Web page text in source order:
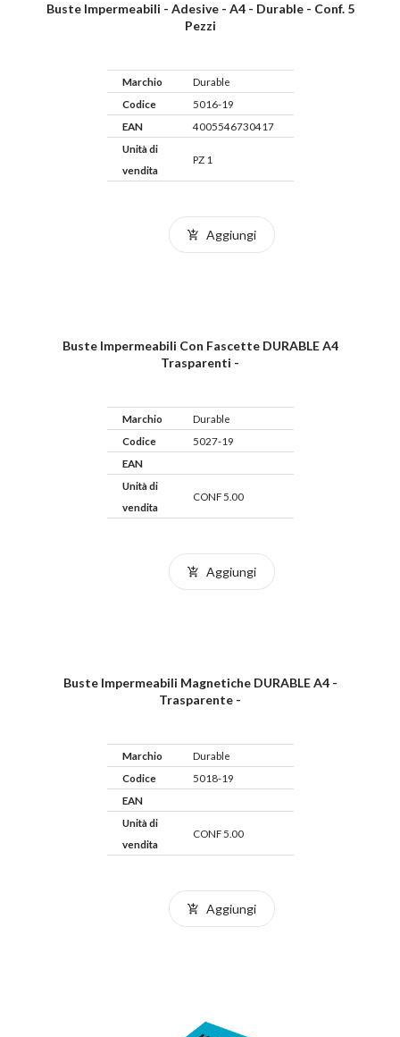
Buste Impermeabili - Adesive - A4 - Durable - Conf. 5
Pezzi
Marchio
Durable
Codice
5016-19
EAN
4005546730417
Unità di
vendita
PZ 1
Aggiungi
Buste Impermeabili Con Fascette DURABLE A4
Trasparenti -
Marchio
Durable
Codice
5027-19
EAN
Unità di
vendita
CONF 5.00
Aggiungi
Buste Impermeabili Magnetiche DURABLE A4 -
Trasparente -
Marchio
Durable
Codice
5018-19
EAN
Unità di
vendita
CONF 5.00
Aggiungi